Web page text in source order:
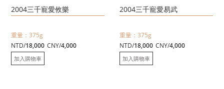
2004三千寵愛攸樂
重量：375g
NTD/18,000 CNY/4,000
加入購物車
2004三千寵愛易武
重量：375g
NTD/18,000 CNY/4,000
加入購物車